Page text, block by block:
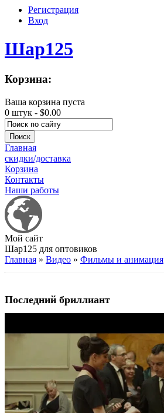
Регистрация
Вход
Шар125
Корзина:
Ваша корзина пуста
0 штук - $0.00
Главная
скидки/доставка
Корзина
Контакты
Наши работы
Мой сайт
Шар125 для оптовиков
Главная » Видео » Фильмы и анимация
Последний бриллиант